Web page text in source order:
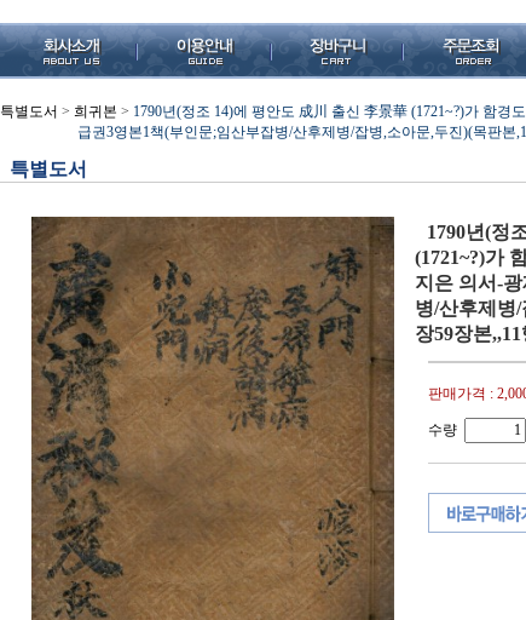
특별도서 > 희귀본 > 1790년(정조 14)에 평안도 成川 출신 李景華 (1721~?)가 함경
급권3영본1책(부인문;임산부잡병/산후제병/잡병,소아문,두진)(목판본
특별도서
1790년(정
(1721~?)가
지은 의서-
병/산후제병/
장59장본
판매가격 :
수량